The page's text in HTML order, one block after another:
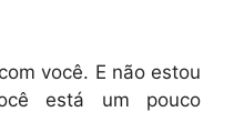
você. E não estou
está um pouco